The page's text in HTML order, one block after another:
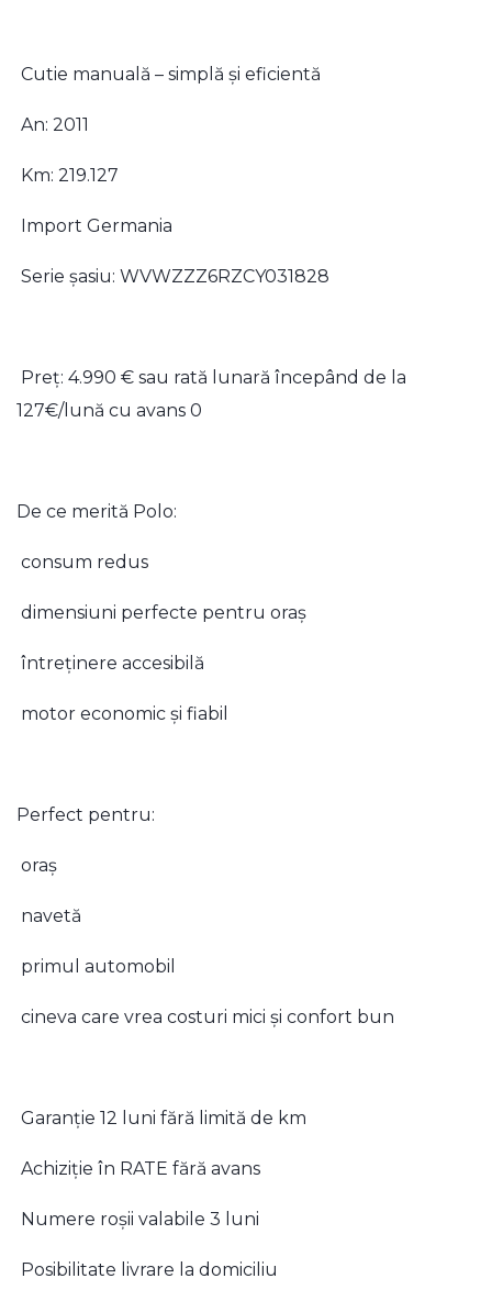
Cutie manuală – simplă și eficientă
An: 2011
Km: 219.127
Import Germania
Serie șasiu: WVWZZZ6RZCY031828
Preț: 4.990 € sau rată lunară începând de la
127€/lună cu avans 0
De ce merită Polo:
consum redus
dimensiuni perfecte pentru oraș
întreținere accesibilă
motor economic și fiabil
Perfect pentru:
oraș
navetă
primul automobil
cineva care vrea costuri mici și confort bun
Garanție 12 luni fără limită de km
Achiziție în RATE fără avans
Numere roșii valabile 3 luni
Posibilitate livrare la domiciliu